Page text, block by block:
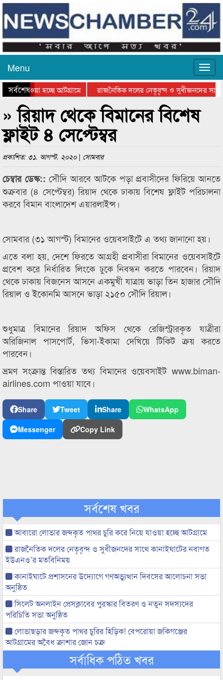
Menu
সর্বশেষ
যাওয়া হচ্ছে আটগ্রামে
রাজনৈতিক দলের নেতৃবৃন্দ ও সুধীজনদের সাথে
পুরস্কার বিতরণ সম্পন্ন
সিলেটে বাংলাদেশ গ্রুপ থিয়েটার
» রিয়াদ থেকে বিমানের বিশেষ
ফ্লাইট ৪ সেপ্টেম্বর
প্রকাশিত: ৩১. আগস্ট. ২০২০ | সোমবার
চেম্বার ডেস্ক:: সৌদি আরবে আটকে পড়া প্রবাসীদের ফিরিয়ে আনতে
শুক্রবার (৪ সেপ্টেম্বর) রিয়াদ থেকে ঢাকায় বিশেষ ফ্লাইট পরিচালনা
করবে বিমান বাংলাদেশ এয়ারলাইন্স।
সোমবার (৩১ আগস্ট) বিমানের ওয়েবসাইটে এ তথ্য জানানো হয়।
এতে বলা হয়, দেশে ফিরতে আগ্রহী প্রবাসীরা বিমানের ওয়েবসাইটে
প্রবেশ করে নির্ধারিত লিংকে ঢুকে নিবন্ধন করতে পারবেন। রিয়াদ
থেকে ঢাকায় বিজনেস আসনে একমুখী যাত্রায় ভাড়া তিন হাজার সৌদি
রিয়াল ও ইকোনমি আসনে ভাড়া ২১৫০ সৌদি রিয়াল।
শুধুমাত্র বিমানের রিয়াদ অফিস থেকে রেজিস্ট্রারকৃত যাত্রীরা
অরিজিনাল পাসপোর্ট, ভিসা-ইকামা দেখিয়ে টিকিট ক্রয় করতে
পারবেন।
ভ্রমণ সংক্রান্ত বিস্তারিত তথ্য বিমানের ওয়েবসাইট www.biman-
airlines.com পাওয়া যাবে।
Share Tweet Share
WhatsApp
Messenger
Copy Link
সর্বশেষ খবর
আবারো লোভার জব্দকৃত পাথর চুরি করে নিয়ে যাওয়া হচ্ছে আটগ্রামে
রাজনৈতিক দলের নেতৃবৃন্দ ও সুধীজনদের সাথে কানাইঘাটের নবাগত
ইউএনও’র মতবিনিময়
কানাইঘাটে প্রশাসনের উদ্যোগে গণঅভ্যুত্থান দিবসের আলোচনা সভা
অনুষ্ঠিত
সিলেট অনলাইন প্রেসক্লাবের পুরস্কার বিতরণ ও নতুন সদস্যদের
পরিচিতি সভা অনুষ্ঠিত
লোভাছড়ার জব্দকৃত পাথর চুরির হিড়িক! বেপরোয়া জকিগঞ্জের
আটগ্রামের অবৈধ ক্রাশার জোন চক্র
সর্বাধিক পঠিত খবর